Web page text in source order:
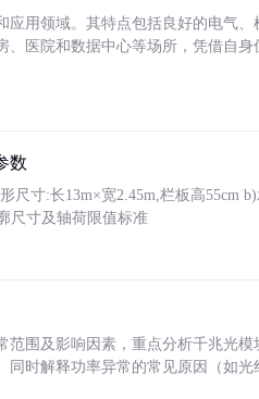
应用领域。其特点包括良好的电气
、医院和数据中心等场所，凭借自
数
尺寸:长13m×宽2.45m,栏板高55cm
尺寸及轴荷限值标准
围及影响因素，重点分析千兆光
同时解释功率异常的常见原因（如